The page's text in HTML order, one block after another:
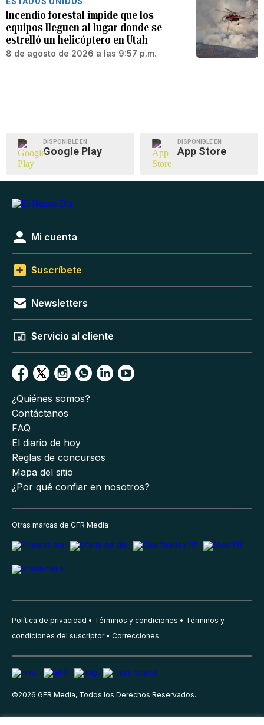
Incendio forestal impide que los
equipos lleguen al lugar donde se
estrelló un helicóptero en Utah
8 de agosto de 2026 a las 9:57 p.m.
DISPONIBLE EN
Google Play
DISPONIBLE EN
App Store
Mi cuenta
Suscríbete
Newsletters
Servicio al cliente
¿Quiénes somos?
Contáctanos
FAQ
El diario de hoy
Reglas de concursos
Mapa del sitio
¿Por qué confiar en nosotros?
Otras marcas de GFR Media
Política de privacidad Términos y condiciones
Términos y
condiciones del suscriptor
Correcciones
©2026 GFR Media, Todos los Derechos Reservados.